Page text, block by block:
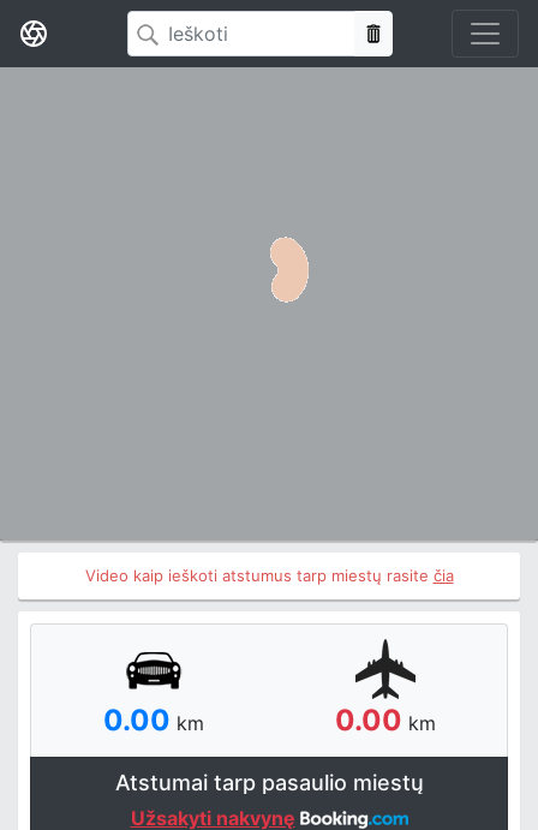
Video kaip ieškoti atstumus tarp miestų rasite čia
0.00 km 0.00 km
Atstumai tarp pasaulio miestų
Užsakyti nakvynę